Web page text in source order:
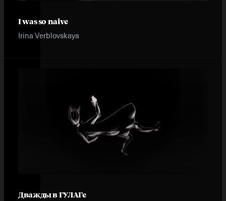
I was so naive
Irina Verblovskaya
Дважды в ГУЛАГе